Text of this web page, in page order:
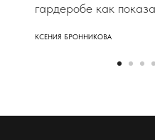
гардеробе как
КСЕНИЯ БРОННИКОВА